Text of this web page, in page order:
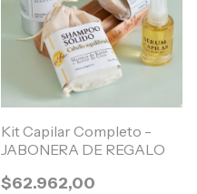
Kit Capilar Completo -
JABONERA DE REGALO
$62.962,00